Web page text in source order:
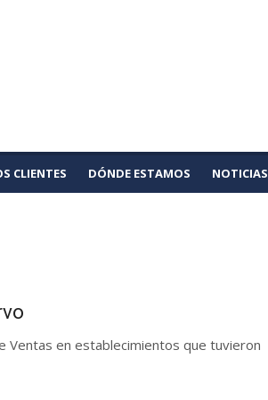
CLIENTES DÓNDE ESTAMOS NOTICIAS
Ventas en establecimientos que tuvieron